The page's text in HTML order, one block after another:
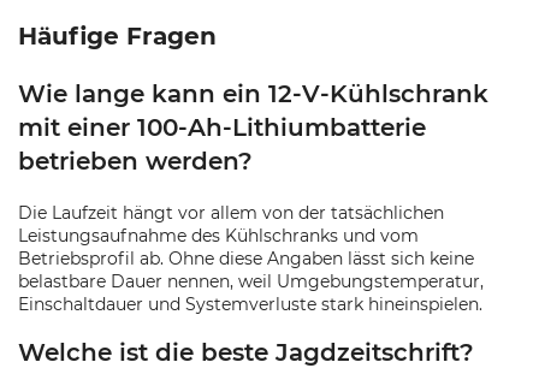
Häufige Fragen
Wie lange kann ein 12-V-Kühlschrank
mit einer 100-Ah-Lithiumbatterie
betrieben werden?
Die Laufzeit hängt vor allem von der tatsächlichen
Leistungsaufnahme des Kühlschranks und vom
Betriebsprofil ab. Ohne diese Angaben lässt sich keine
belastbare Dauer nennen, weil Umgebungstemperatur,
Einschaltdauer und Systemverluste stark hineinspielen.
Welche ist die beste Jagdzeitschrift?